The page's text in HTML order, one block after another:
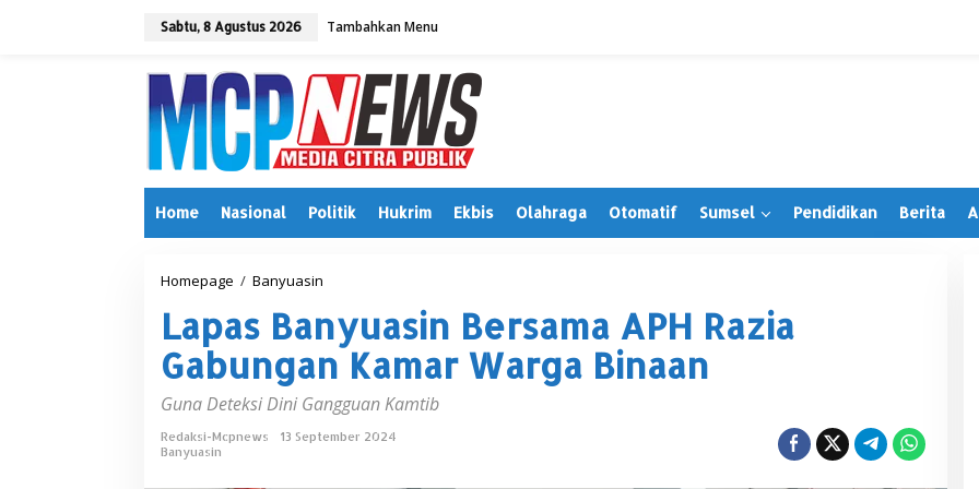
Sabtu, 8 Agustus 2026 Tambahkan Menu
Home Nasional Politik Hukrim Ekbis Olahraga Otomatif Sumsel Pendidikan Berita
Homepage / Banyuasin
p
a
s
B
a
y
Lapas Banyuasin Bersama APH Razia
Gabungan Kamar Warga Binaan
Guna Deteksi Dini Gangguan Kamtib
Redaksi-Mcpnews
13 September 2024
Banyuasin
Irwansyah Terima PAW, Tegaskan
Tetap Hormati Organisasi Partai